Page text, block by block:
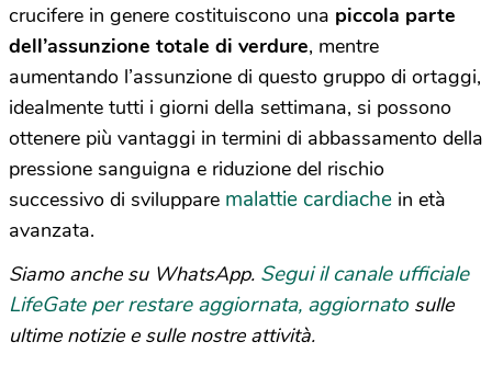
crucifere in genere costituiscono una piccola parte
dell’assunzione totale di verdure, mentre
aumentando l’assunzione di questo gruppo di ortaggi,
idealmente tutti i giorni della settimana, si possono
ottenere più vantaggi in termini di abbassamento della
pressione sanguigna e riduzione del rischio
successivo di sviluppare malattie cardiache in età
avanzata.
Siamo anche su WhatsApp. Segui il canale ufficiale
LifeGate per restare aggiornata, aggiornato sulle
ultime notizie e sulle nostre attività.